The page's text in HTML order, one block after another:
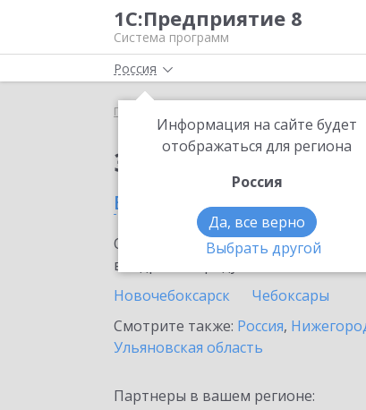
1С:Предприятие 8
Система программ
Россия
Информация на сайте будет
отображаться для региона
Россия
Да, все верно
Выбрать другой
Главная
Заказать ИТС
в Чувашской
Ознакомьтесь с
внедрение продукта.
Новочебоксарск
Чебоксары
Смотрите также: Россия,
Ульяновская область
Партнеры в вашем регионе: